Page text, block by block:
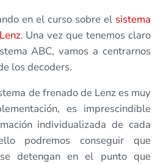
en el curso sobre el sistema
. Una vez que tenemos claro
ABC, vamos a centrarnos
los decoders.
de frenado de Lenz es muy
es imprescindible
individualizada de cada
podremos conseguir que
detengan en el punto que